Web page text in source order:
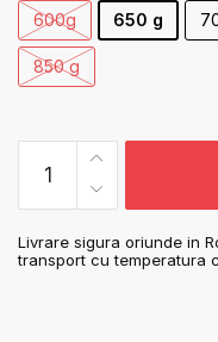
600g 650 g
850 g
Cantitate
Pulpe de
Rata
Livrare sigura oriunde in
transport cu temperatura